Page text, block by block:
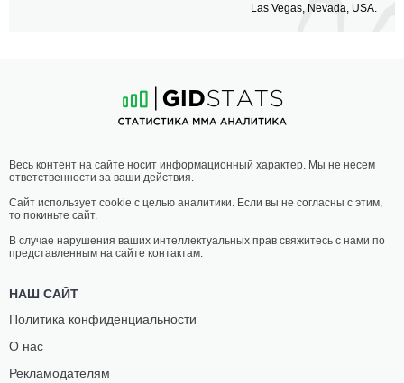
Las Vegas, Nevada, USA.
Весь контент на сайте носит информационный характер. Мы не несем
ответственности за ваши действия.
Сайт использует cookie с целью аналитики. Если вы не согласны с этим,
то покиньте сайт.
В случае нарушения ваших интеллектуальных прав свяжитесь с нами по
представленным на сайте контактам.
НАШ САЙТ
Политика конфиденциальности
О нас
Рекламодателям